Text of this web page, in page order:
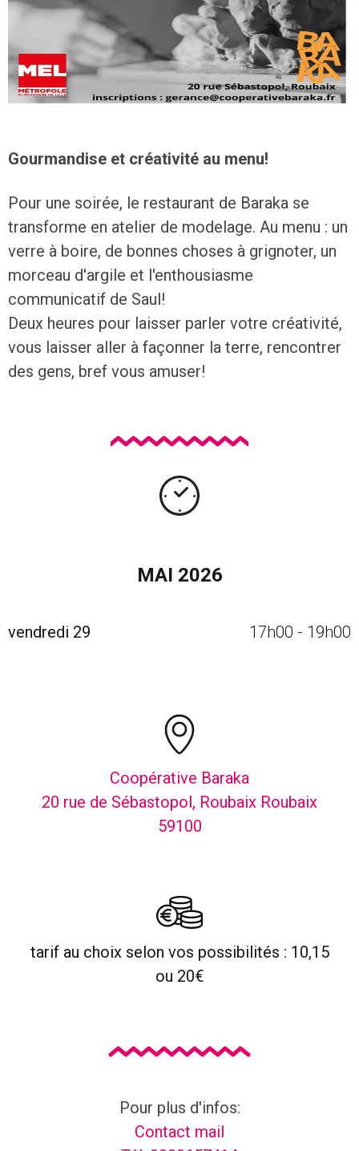
Coopérative Baraka
20 rue de Sébastopol, Roubaix Roubaix
59100
tarif au choix selon vos possibilités : 10,15
ou 20€
Liens pour s'inscrire ou réserver à cet
Pour plus d'infos:
Contact mail
Gourmandise et créativité au menu!
Pour une soirée, le restaurant de Baraka se
transforme en atelier de modelage. Au menu : un
verre à boire, de bonnes choses à grignoter, un
morceau d'argile et l'enthousiasme
communicatif de Saul!
Deux heures pour laisser parler votre créativité,
vous laisser aller à façonner la terre, rencontrer
des gens, bref vous amuser!
Calendrier des événements avec navigation par mois
MAI 2026
vendredi 29 17h00 - 19h00